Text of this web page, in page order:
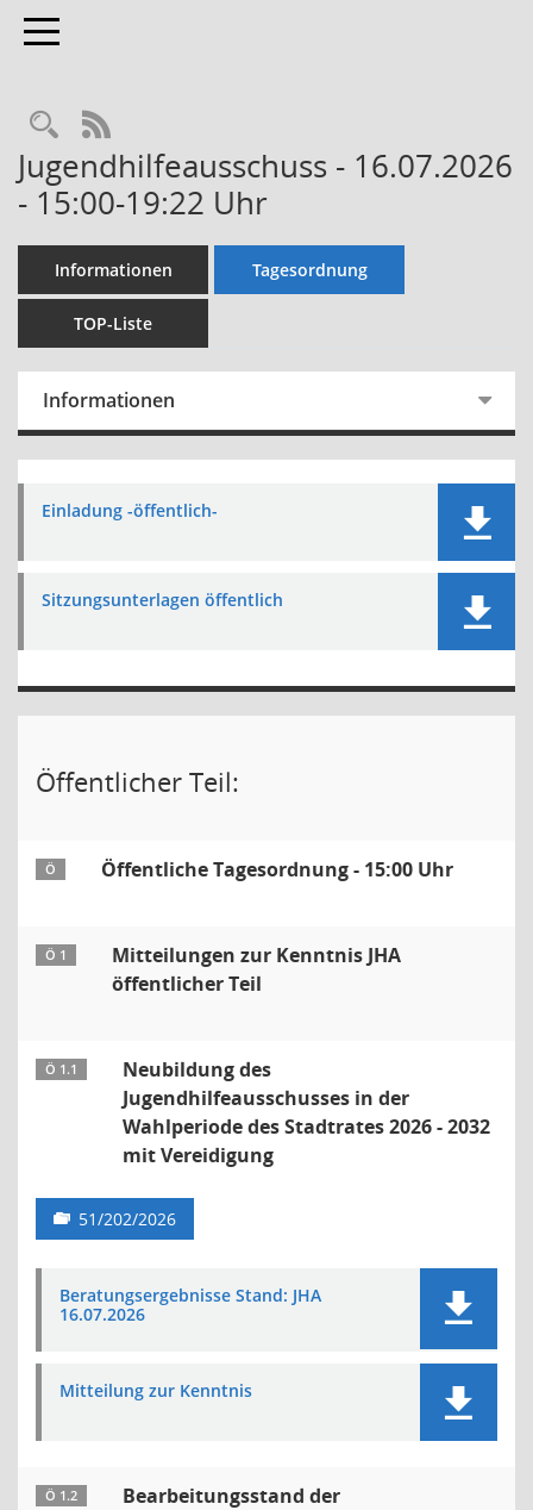
Toggle navigation
Rechercheauswahl
RSS-Feed
Jugendhilfeausschuss - 16.07.2026
- 15:00-19:22 Uhr
Informationen Tagesordnung
TOP-Liste
Informationen
Einladung -öffentlich-
Sitzungsunterlagen öffentlich
Öffentlicher Teil:
Ö Öffentliche Tagesordnung - 15:00 Uhr
Ö 1
Mitteilungen zur Kenntnis JHA
öffentlicher Teil
Ö 1.1
Neubildung des
Jugendhilfeausschusses in der
Wahlperiode des Stadtrates 2026 - 2032
mit Vereidigung
51/202/2026
Beratungsergebnisse Stand: JHA
16.07.2026
Mitteilung zur Kenntnis
Ö 1.2
Bearbeitungsstand der